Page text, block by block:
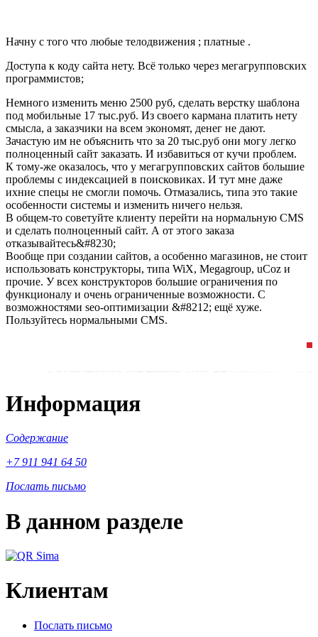
Начну с того что любые телодвижения ; платные .
Доступа к коду сайта нету. Всё только через мегагрупповских
программистов;
Немного изменить меню 2500 руб, сделать верстку шаблона
под мобильные 17 тыс.руб. Из своего кармана платить нету
смысла, а заказчики на всем экономят, денег не дают.
Зачастую им не объяснить что за 20 тыс.руб они могу легко
полноценный сайт заказать. И избавиться от кучи проблем.
К тому-же оказалось, что у мегагрупповских сайтов большие
проблемы с индексацией в поисковиках. И тут мне даже
ихние спецы не смогли помочь. Отмазались, типа это такие
особенности системы и изменить ничего нельзя.
В общем-то советуйте клиенту перейти на нормальную CMS
и сделать полноценный сайт. А от этого заказа
отказывайтесь&#8230;
Вообще при создании сайтов, а особенно магазинов, не стоит
использовать конструкторы, типа WiX, Megagroup, uCoz и
прочие. У всех конструкторов большие ограничения по
функционалу и очень ограниченные возможности. С
возможностями seo-оптимизации &#8212; ещё хуже.
Пользуйтесь нормальными CMS.
Информация
Содержание
+7 911 941 64 50
Послать письмо
В данном разделе
Клиентам
Послать письмо